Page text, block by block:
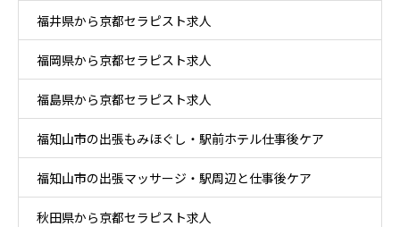
福井県から京都セラピスト求人
福岡県から京都セラピスト求人
福島県から京都セラピスト求人
福知山市の出張もみほぐし・駅前ホテル仕事後ケア
福知山市の出張マッサージ・駅周辺と仕事後ケア
秋田県から京都セラピスト求人